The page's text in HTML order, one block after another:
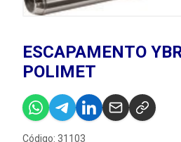
ESCAPAMENTO
POLIMET
Código: 31103